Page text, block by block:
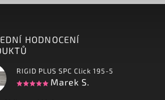
HODNOCENÍ
RIGID PLUS SPC Click 195-5
Marek S.